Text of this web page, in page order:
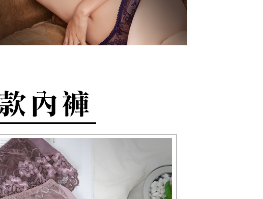
延滞納金が加算されます。未成年の利用者は、事前に法定代理人または
後見人の同意を得ればAFTEEをご利用いただけます。
個人情報の処理、利用について疑問がある、または関連する法律の権利
を行使したい場合は、ネットプロテクションズ
黑貓貨到付款
配送毎にNT$120
國家/地區配送 送料を確認